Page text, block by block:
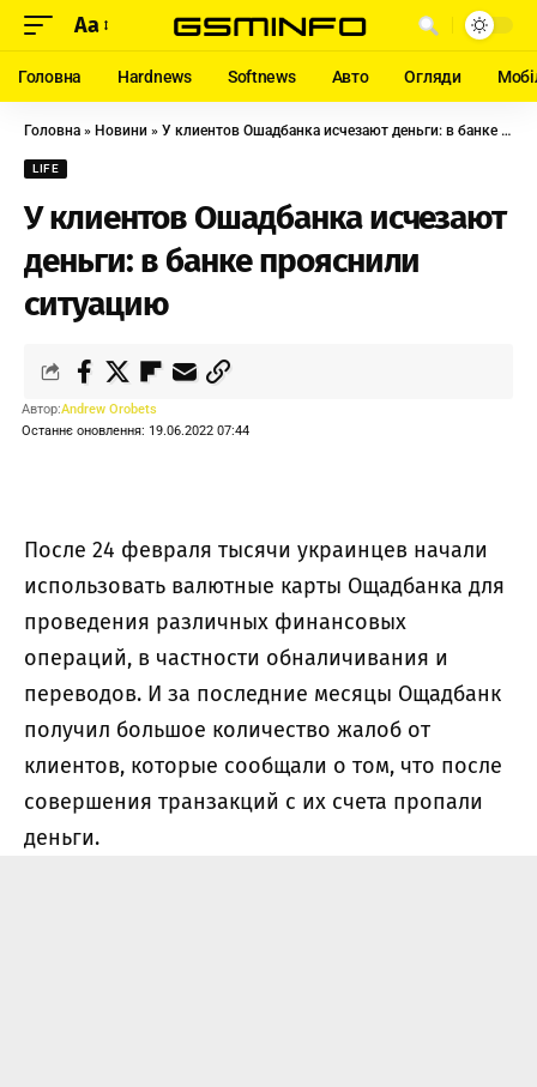
Aa
Головна Hardnews Softnews Авто Огляди
Головна » Новини » У клиентов Ошадбанка исчезают деньги: в банке прояснили ситуацию
LIFE
У клиентов Ошадбанка исчезают
деньги: в банке прояснили
ситуацию
Останнє оновлення: 19.06.2022 07:44
Автор:Andrew Orobets
После 24 февраля тысячи украинцев начали
использовать валютные карты Ощадбанка для
проведения различных финансовых
операций, в частности обналичивания и
переводов. И за последние месяцы Ощадбанк
получил большое количество жалоб от
клиентов, которые сообщали о том, что после
совершения транзакций с их счета пропали
деньги.